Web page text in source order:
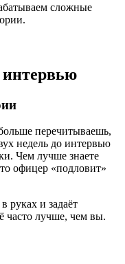
сложные
интервью
перечитываешь,
недель до интервью
Чем лучше знаете
офицер «подловит»
руках и задаёт
часто лучше, чем вы.